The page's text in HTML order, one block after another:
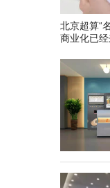
北京超算“
商业化已